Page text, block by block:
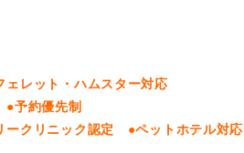
ェレット・ハムスター対応
予約優先制
ークリニック認定 ●ペットホテル対応